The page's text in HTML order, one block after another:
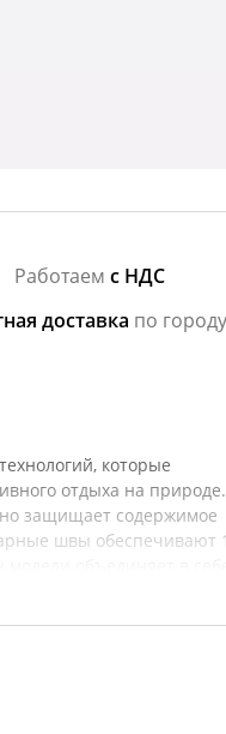
Работаемс НДС
доставка по городу
которые
отдыха на природе.
защищает содержимое
швы обеспечивают
Качественная
внешний карман на